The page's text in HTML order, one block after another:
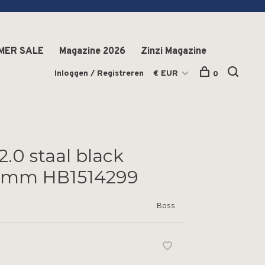
SALE Magazine 2026 Zinzi Magazine
Inloggen / Registreren € EUR 0
staal black
HB1514299
Boss